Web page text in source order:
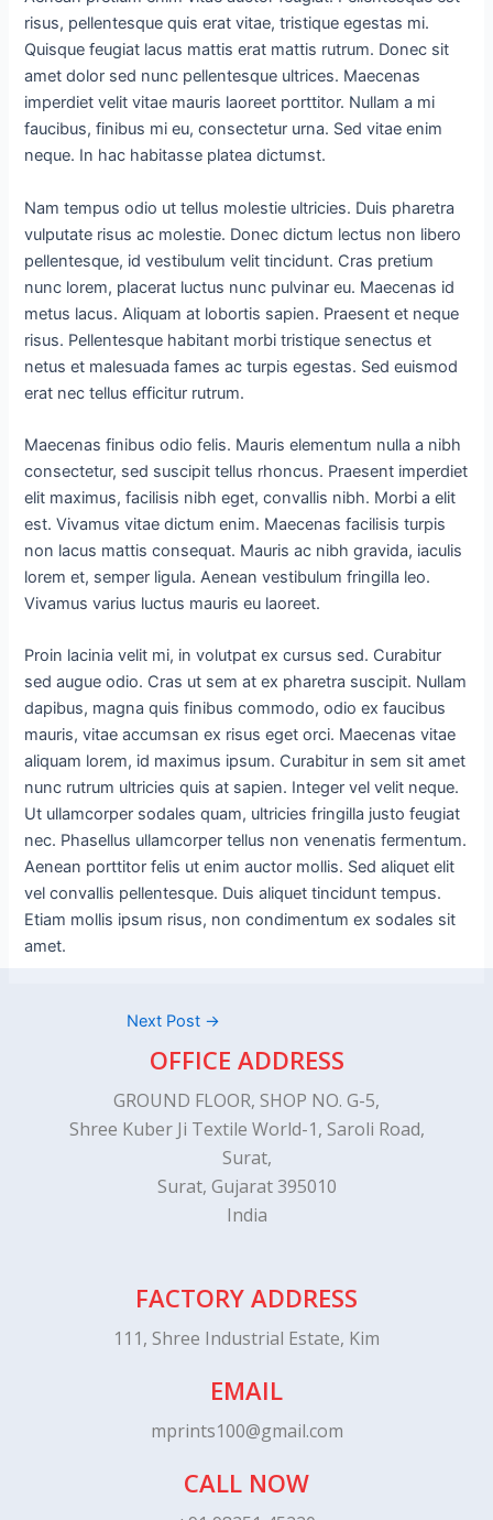
risus, pellentesque quis erat vitae, tristique egestas mi.
Quisque feugiat lacus mattis erat mattis rutrum. Donec sit
amet dolor sed nunc pellentesque ultrices. Maecenas
imperdiet velit vitae mauris laoreet porttitor. Nullam a mi
faucibus, finibus mi eu, consectetur urna. Sed vitae enim
neque. In hac habitasse platea dictumst.
Nam tempus odio ut tellus molestie ultricies. Duis pharetra
vulputate risus ac molestie. Donec dictum lectus non libero
pellentesque, id vestibulum velit tincidunt. Cras pretium
nunc lorem, placerat luctus nunc pulvinar eu. Maecenas id
metus lacus. Aliquam at lobortis sapien. Praesent et neque
risus. Pellentesque habitant morbi tristique senectus et
netus et malesuada fames ac turpis egestas. Sed euismod
erat nec tellus efficitur rutrum.
Maecenas finibus odio felis. Mauris elementum nulla a nibh
consectetur, sed suscipit tellus rhoncus. Praesent imperdiet
elit maximus, facilisis nibh eget, convallis nibh. Morbi a elit
est. Vivamus vitae dictum enim. Maecenas facilisis turpis
non lacus mattis consequat. Mauris ac nibh gravida, iaculis
lorem et, semper ligula. Aenean vestibulum fringilla leo.
Vivamus varius luctus mauris eu laoreet.
Proin lacinia velit mi, in volutpat ex cursus sed. Curabitur
sed augue odio. Cras ut sem at ex pharetra suscipit. Nullam
dapibus, magna quis finibus commodo, odio ex faucibus
mauris, vitae accumsan ex risus eget orci. Maecenas vitae
aliquam lorem, id maximus ipsum. Curabitur in sem sit amet
nunc rutrum ultricies quis at sapien. Integer vel velit neque.
Ut ullamcorper sodales quam, ultricies fringilla justo feugiat
nec. Phasellus ullamcorper tellus non venenatis fermentum.
Aenean porttitor felis ut enim auctor mollis. Sed aliquet elit
vel convallis pellentesque. Duis aliquet tincidunt tempus.
Etiam mollis ipsum risus, non condimentum ex sodales sit
amet.
Next Post →
OFFICE ADDRESS
GROUND FLOOR, SHOP NO. G-5,
Shree Kuber Ji Textile World-1, Saroli Road,
Surat,
Surat, Gujarat 395010
India
FACTORY ADDRESS
111, Shree Industrial Estate, Kim
EMAIL
mprints100@gmail.com
CALL NOW